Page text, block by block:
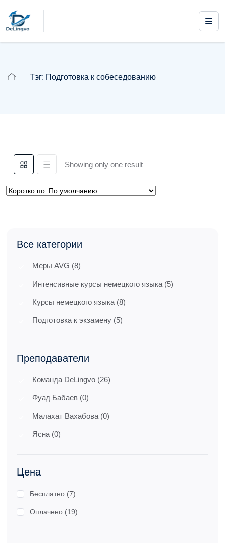
Тэг: Подготовка к собеседованию
Showing only one result
Все категории
Меры AVG (8)
Интенсивные курсы немецкого языка (5)
Курсы немецкого языка (8)
Подготовка к экзамену (5)
Преподаватели
Команда DeLingvo (26)
Фуад Бабаев (0)
Малахат Вахабова (0)
Ясна (0)
Цена
Бесплатно (7)
Оплачено (19)